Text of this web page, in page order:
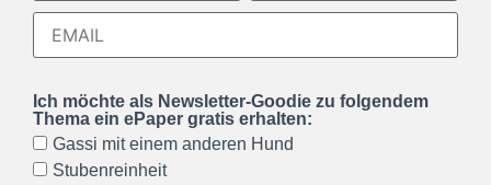
Ich möchte als Newsletter-Goodie zu folgendem
Thema ein ePaper gratis erhalten:
Gassi mit einem anderen Hund
Stubenreinheit